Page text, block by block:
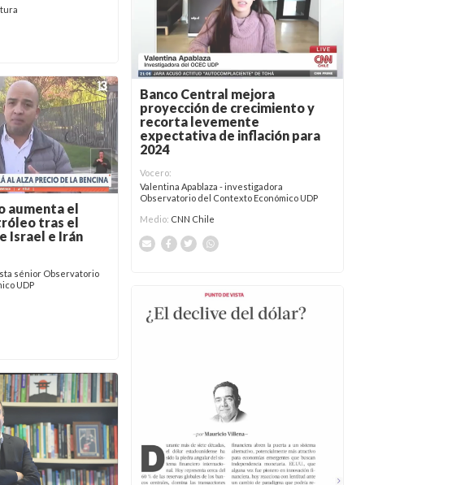
Banco Central mejora
proyección de crecimiento y
recorta levemente
expectativa de inflación para
2024
Vocero:
Valentina Apablaza - investigadora
Observatorio del Contexto Económico UDP
Medio: CNN Chile
aumenta el
tras el
Israel e Irán
sénior Observatorio
UDP